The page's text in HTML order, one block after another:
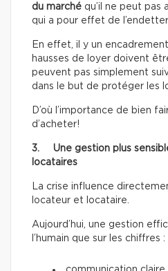
du marché qu’il ne peut pas
qui a pour effet de
En effet, il y un
hausses de loyer doivent
peuvent pas simplement
dans le but de protéger les
D’où l’importance de bien
d’acheter!
3. Une gestion plus
locataires
La crise influence
locateur et locataire.
Aujourd’hui, une gestion
l’humain que sur les chiffres :